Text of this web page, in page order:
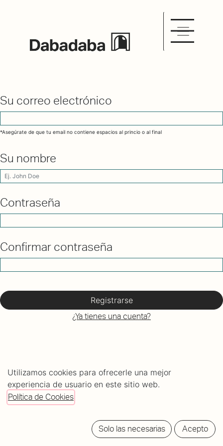
Su correo electrónico
*Asegúrate de que tu email no contiene espacios al princio o al final
Su nombre
Contraseña
Confirmar contraseña
Registrarse
¿Ya tienes una cuenta?
C/ Mundaiz 8, bajo
20012 Donostia - San Sebastián
Utilizamos cookies para ofrecerle una mejor
experiencia de usuario en este sitio web.
Política de Cookies
Solo las necesarias Acepto